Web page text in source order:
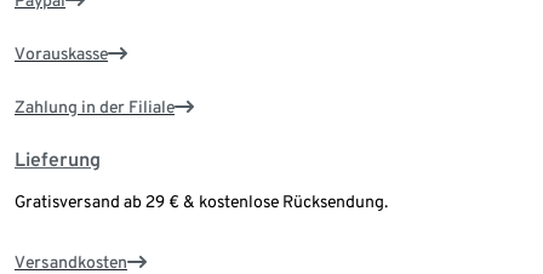
Vorauskasse
Zahlung in der Filiale
Lieferung
Gratisversand ab 29 € & kostenlose Rücksendung.
Versandkosten